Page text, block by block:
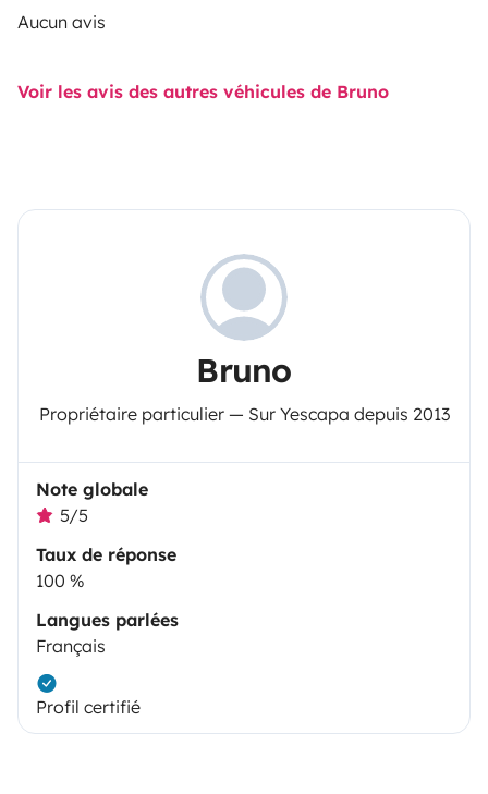
Aucun avis
Voir les avis des autres véhicules de Bruno
Bruno
Propriétaire particulier — Sur Yescapa depuis 2013
Note globale
5/5
Taux de réponse
100 %
Langues parlées
Français
Profil certifié